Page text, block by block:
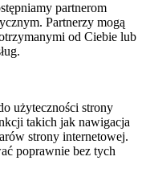
partnerom
Partnerzy mogą
od Ciebie lub
użyteczności strony
takich jak nawigacja
strony internetowej.
poprawnie bez tych